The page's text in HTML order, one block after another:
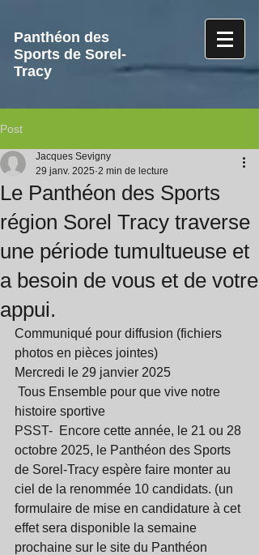
Panthéon des
Sports de Sorel-
Tracy
Post
Le Panthéon des Sports
région Sorel Tracy traverse
une période tumultueuse et
a besoin de vous et de votre
appui.
Jacques Sevigny
29 janv. 2025 2 min de lecture
Communiqué pour diffusion (fichiers
photos en pièces jointes)
Mercredi le 29 janvier 2025
histoire sportive
PSST-  Encore cette année, le 21 ou 28
octobre 2025, le Panthéon des Sports
de Sorel-Tracy espère faire monter au
ciel de la renommée 10 candidats. (un
formulaire de mise en candidature à cet
effet sera disponible la semaine
prochaine sur le site du Panthéon